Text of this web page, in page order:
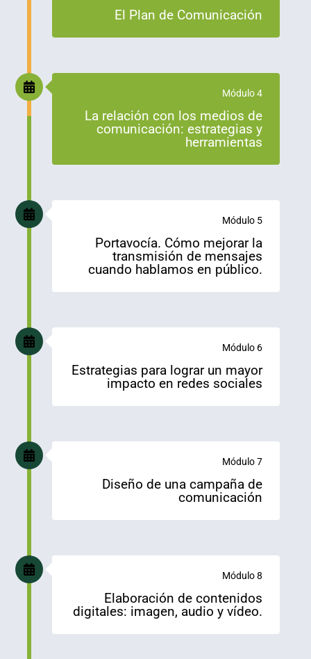
El Plan de Comunicación
Módulo 4
La relación con los medios de
comunicación: estrategias y
herramientas
Módulo 5
Portavocía. Cómo mejorar la
transmisión de mensajes
cuando hablamos en público.
Módulo 6
Estrategias para lograr un mayor
impacto en redes sociales
Módulo 7
Diseño de una campaña de
comunicación
Módulo 8
Elaboración de contenidos
digitales: imagen, audio y vídeo.